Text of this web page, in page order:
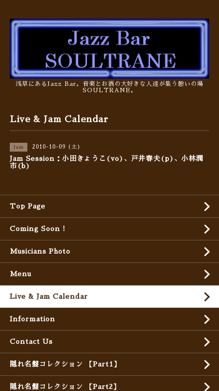
浅草にあるJazz Bar。音楽とお酒の大好きな人達が集う憩いの場
SOULTRANE。
Live & Jam Calendar
Jam 2010-10-09 (土)
Jam Session：小田きょうこ(vo)、戸井春夫(p)、小林潤
市(b)
Top Page
Coming Soon !
Musicians Photo
Menu
Live & Jam Calendar
Information
Contact Us
隠れ名盤コレクション 【Part1】
隠れ名盤コレクション 【Part2】